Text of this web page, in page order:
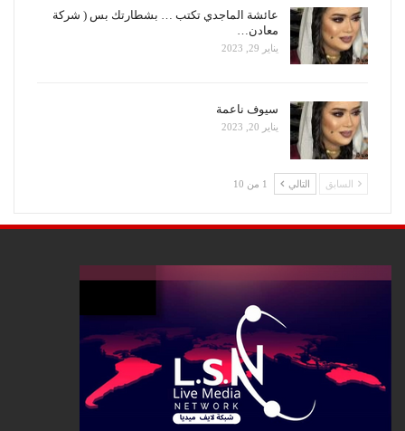
عائشة الماجدي تكتب … بشطارتك بس ( شركة
معادن…
يناير 29, 2023
سيوف ناعمة
يناير 20, 2023
السابق التالي 1 من 10